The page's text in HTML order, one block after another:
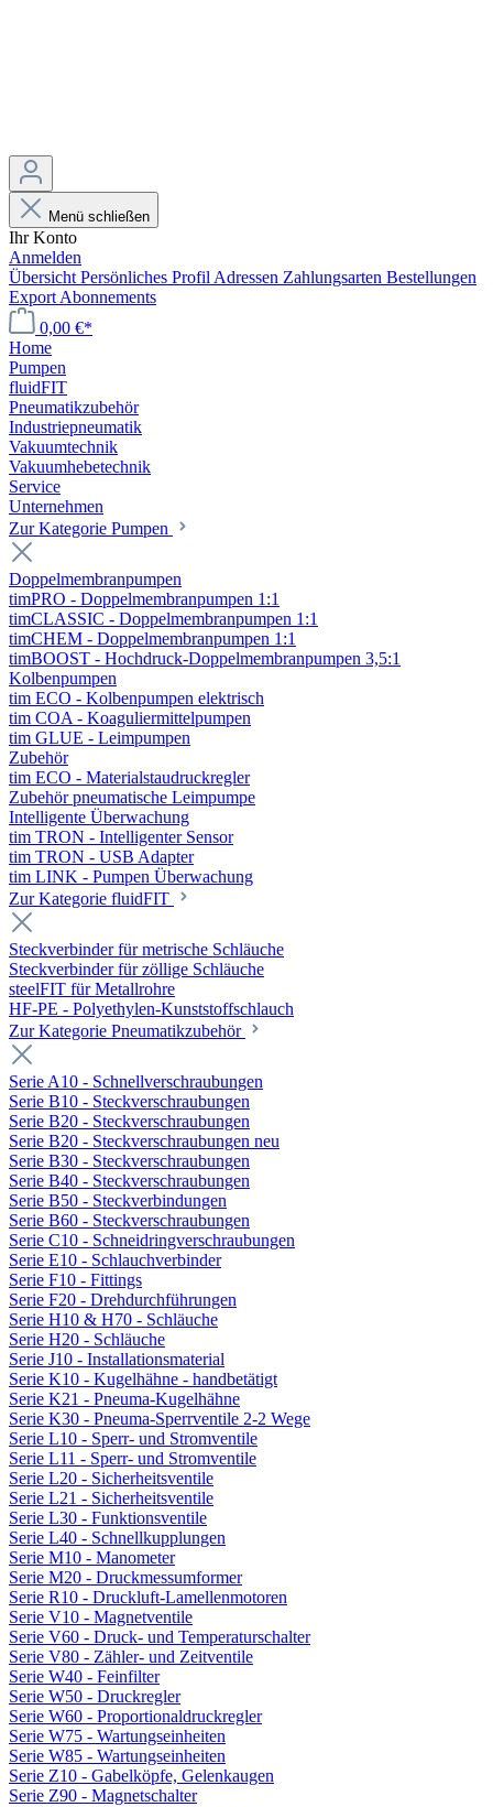
Menü schließen
Ihr Konto
Anmelden
Übersicht Persönliches Profil Adressen Zahlungsarten Bestellungen
Export Abonnements
0,00 €*
Home
Pumpen
fluidFIT
Pneumatikzubehör
Industriepneumatik
Vakuumtechnik
Vakuumhebetechnik
Service
Unternehmen
Zur Kategorie Pumpen
Doppelmembranpumpen
timPRO - Doppelmembranpumpen 1:1
timCLASSIC - Doppelmembranpumpen 1:1
timCHEM - Doppelmembranpumpen 1:1
timBOOST - Hochdruck-Doppelmembranpumpen 3,5:1
Kolbenpumpen
tim ECO - Kolbenpumpen elektrisch
tim COA - Koaguliermittelpumpen
tim GLUE - Leimpumpen
Zubehör
tim ECO - Materialstaudruckregler
Zubehör pneumatische Leimpumpe
Intelligente Überwachung
tim TRON - Intelligenter Sensor
tim TRON - USB Adapter
tim LINK - Pumpen Überwachung
Zur Kategorie fluidFIT
Steckverbinder für metrische Schläuche
Steckverbinder für zöllige Schläuche
steelFIT für Metallrohre
HF-PE - Polyethylen-Kunststoffschlauch
Zur Kategorie Pneumatikzubehör
Serie A10 - Schnellverschraubungen
Serie B10 - Steckverschraubungen
Serie B20 - Steckverschraubungen
Serie B20 - Steckverschraubungen neu
Serie B30 - Steckverschraubungen
Serie B40 - Steckverschraubungen
Serie B50 - Steckverbindungen
Serie B60 - Steckverschraubungen
Serie C10 - Schneidringverschraubungen
Serie E10 - Schlauchverbinder
Serie F10 - Fittings
Serie F20 - Drehdurchführungen
Serie H10 & H70 - Schläuche
Serie H20 - Schläuche
Serie J10 - Installationsmaterial
Serie K10 - Kugelhähne - handbetätigt
Serie K21 - Pneuma-Kugelhähne
Serie K30 - Pneuma-Sperrventile 2-2 Wege
Serie L10 - Sperr- und Stromventile
Serie L11 - Sperr- und Stromventile
Serie L20 - Sicherheitsventile
Serie L21 - Sicherheitsventile
Serie L30 - Funktionsventile
Serie L40 - Schnellkupplungen
Serie M10 - Manometer
Serie M20 - Druckmessumformer
Serie R10 - Druckluft-Lamellenmotoren
Serie V10 - Magnetventile
Serie V60 - Druck- und Temperaturschalter
Serie V80 - Zähler- und Zeitventile
Serie W40 - Feinfilter
Serie W50 - Druckregler
Serie W60 - Proportionaldruckregler
Serie W75 - Wartungseinheiten
Serie W85 - Wartungseinheiten
Serie Z10 - Gabelköpfe, Gelenkaugen
Serie Z90 - Magnetschalter